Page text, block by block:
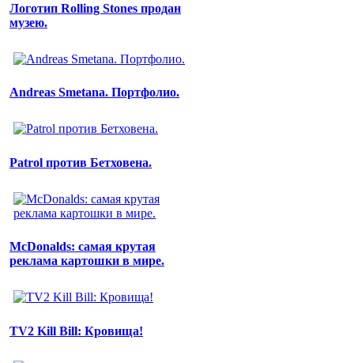
Логотип Rolling Stones продан
музею.
Andreas Smetana. Портфолио.
Patrol против Бетховена.
McDonalds: самая крутая
реклама картошки в мире.
TV2 Kill Bill: Кровища!